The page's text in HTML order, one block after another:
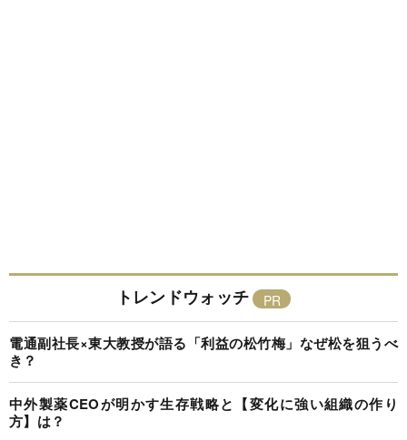
トレンドウォッチ
電通副社長×東大教授が語る「利益の松竹梅」なぜ松を狙うべ
き？
中外製薬CEOが明かす生存戦略と【変化に強い組織の作り
方】は？